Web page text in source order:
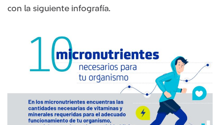
con la siguiente infografía.